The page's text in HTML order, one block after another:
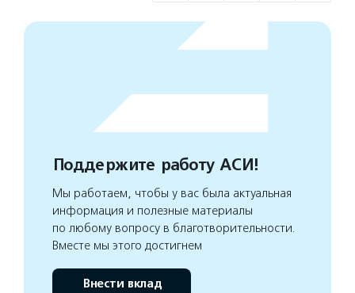
Поддержите работу АСИ!
Мы работаем, чтобы у вас была актуальная
информация и полезные материалы
по любому вопросу в благотворительности.
Вместе мы этого достигнем
Внести вклад